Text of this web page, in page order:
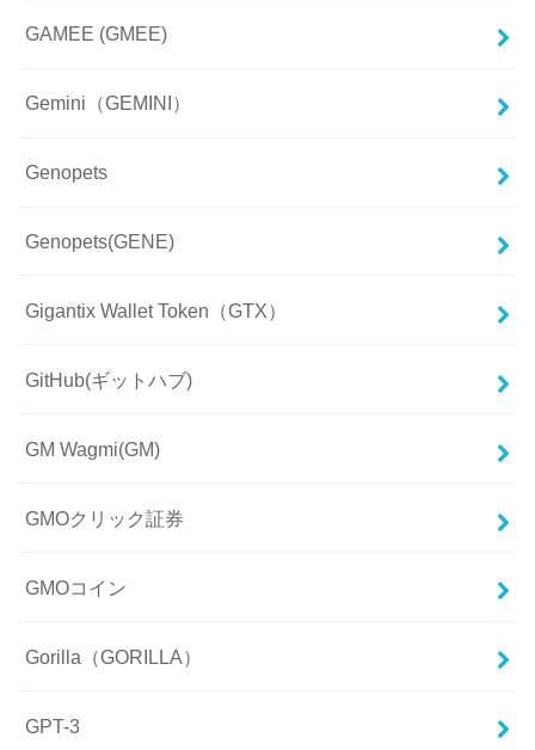
GAMEE (GMEE)
Gemini（GEMINI）
Genopets
Genopets(GENE)
Gigantix Wallet Token（GTX）
GitHub(ギットハブ)
GM Wagmi(GM)
GMOクリック証券
GMOコイン
Gorilla（GORILLA）
GPT-3